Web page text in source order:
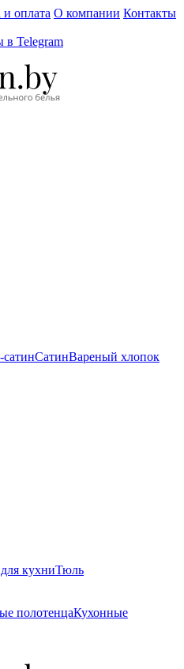
и оплата О компании Контакты
Telegram
СатинВареный хлопок
кухниТюль
полотенцаКухонные